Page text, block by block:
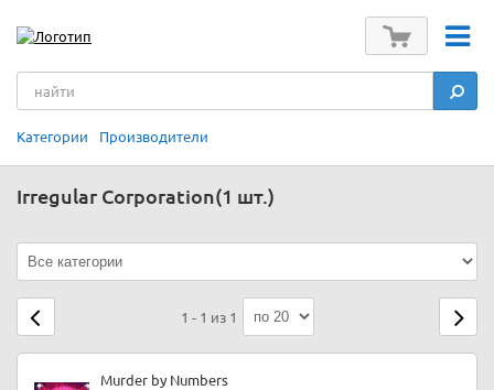
Категории Производители
Irregular Corporation(1 шт.)
1 - 1 из 1
Murder by Numbers